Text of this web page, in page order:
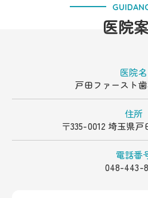
医院
医院名
戸田ファースト
住所
〒335-0012 埼玉県
電話番
048-443-